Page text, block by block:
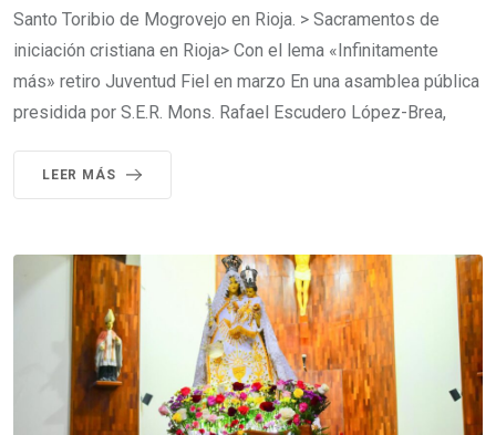
Santo Toribio de Mogrovejo en Rioja. > Sacramentos de
iniciación cristiana en Rioja> Con el lema «Infinitamente
más» retiro Juventud Fiel en marzo En una asamblea pública
presidida por S.E.R. Mons. Rafael Escudero López-Brea,
LEER MÁS